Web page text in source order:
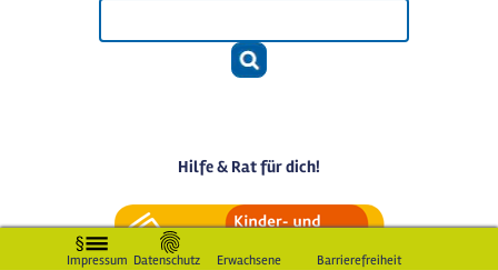
Hilfe & Rat für dich!
Impressum Datenschutz Erwachsene Barrierefreiheit